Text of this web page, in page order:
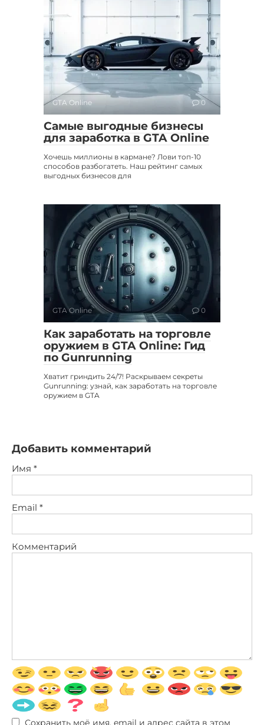
GTA Online 0
Самые выгодные бизнесы
для заработка в GTA Online
Хочешь миллионы в кармане? Лови топ-10
способов разбогатеть. Наш рейтинг самых
выгодных бизнесов для
GTA Online 0
Как заработать на торговле
оружием в GTA Online: Гид
по Gunrunning
Хватит гриндить 24/7! Раскрываем секреты
Gunrunning: узнай, как заработать на торговле
оружием в GTA
Добавить комментарий
Имя *
Email *
Комментарий
Сохранить моё имя, email и адрес сайта в этом